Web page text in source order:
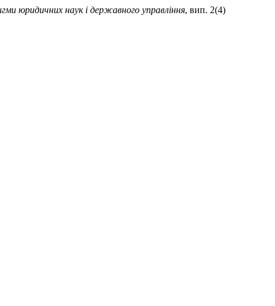
юридичних наук і державного управління, вип. 2(4)